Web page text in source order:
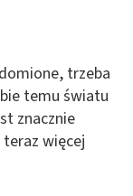
trzeba
temu światu
znacznie
więcej